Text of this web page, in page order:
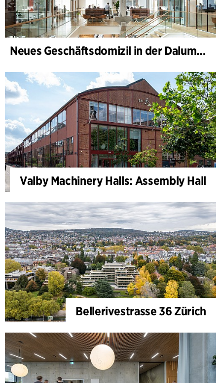
Neues Geschäftsdomizil in der Dalum Papirfabrik
Valby Machinery Halls: Assembly Hall
Bellerivestrasse 36 Zürich